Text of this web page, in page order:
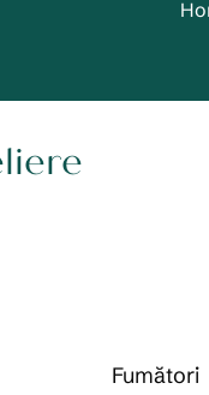
Fumători